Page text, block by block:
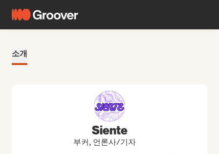
소개
Siente
부커, 언론사/기자